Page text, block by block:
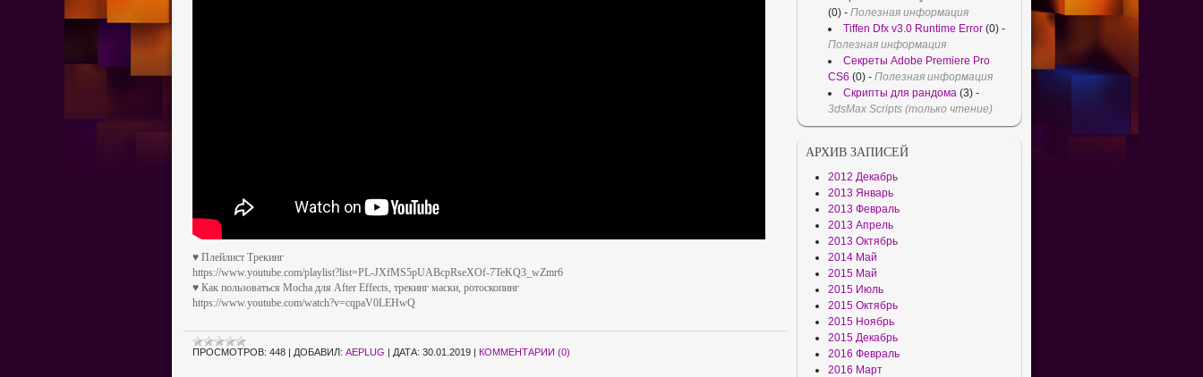
♥ Плейлист Трекинг
https://www.youtube.com/playlist?list=PL-JXfMS5pUABcpRseXOf-7TeKQ3_wZmr6
♥ Как пользоваться Mocha для After Effects, трекинг маски, ротоскопинг
https://www.youtube.com/watch?v=cqpaV0LEHwQ
ПРОСМОТРОВ: 448 | ДОБАВИЛ: AEPLUG | ДАТА: 30.01.2019 | КОММЕНТАРИИ (0)
(0) - Полезная информация
Tiffen Dfx v3.0 Runtime Error (0) -
Полезная информация
Секреты Adobe Premiere Pro
CS6 (0) - Полезная информация
Скрипты для рандома (3) -
3dsMax Scripts (только чтение)
АРХИВ ЗАПИСЕЙ
2012 Декабрь
2013 Январь
2013 Февраль
2013 Апрель
2013 Октябрь
2014 Май
2015 Май
2015 Июль
2015 Октябрь
2015 Ноябрь
2015 Декабрь
2016 Февраль
2016 Март